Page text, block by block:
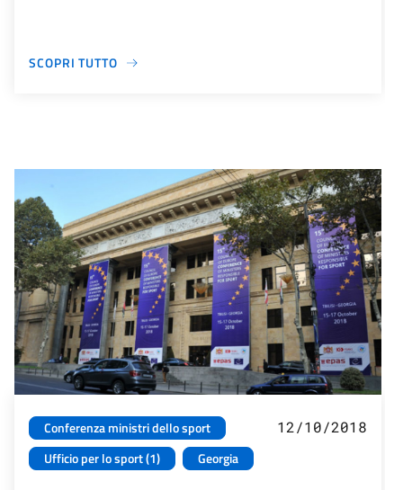
SCOPRI TUTTO
Conferenza ministri dello sport
Ufficio per lo sport (1)
Georgia
12/10/2018